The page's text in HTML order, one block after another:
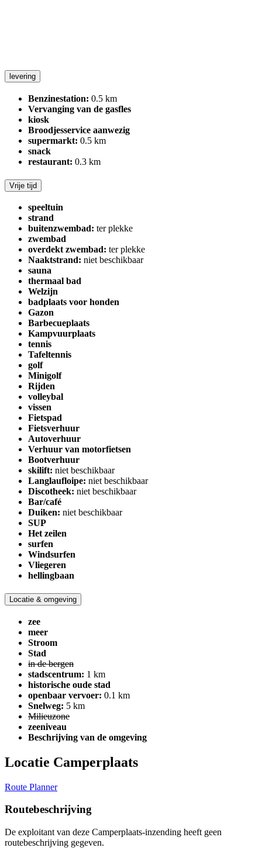
levering
Benzinestation: 0.5 km
Vervanging van de gasfles
kiosk
Broodjesservice aanwezig
supermarkt: 0.5 km
snack
restaurant: 0.3 km
Vrije tijd
speeltuin
strand
buitenzwembad: ter plekke
zwembad
overdekt zwembad: ter plekke
Naaktstrand: niet beschikbaar
sauna
thermaal bad
Welzijn
badplaats voor honden
Gazon
Barbecueplaats
Kampvuurplaats
tennis
Tafeltennis
golf
Minigolf
Rijden
volleybal
vissen
Fietspad
Fietsverhuur
Autoverhuur
Verhuur van motorfietsen
Bootverhuur
skilift: niet beschikbaar
Langlaufloipe: niet beschikbaar
Discotheek: niet beschikbaar
Bar/café
Duiken: niet beschikbaar
SUP
Het zeilen
surfen
Windsurfen
Vliegeren
hellingbaan
Locatie & omgeving
zee
meer
Stroom
Stad
in de bergen
stadscentrum: 1 km
historische oude stad
openbaar vervoer: 0.1 km
Snelweg: 5 km
Milieuzone
zeeniveau
Beschrijving van de omgeving
Locatie Camperplaats
Route Planner
Routebeschrijving
De exploitant van deze Camperplaats-inzending heeft geen
routebeschrijving gegeven.